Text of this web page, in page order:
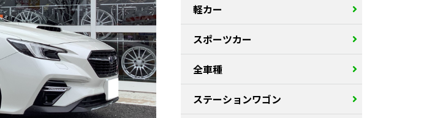
軽カー
スポーツカー
全車種
ステーションワゴン